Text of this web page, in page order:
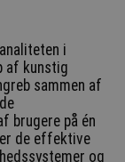
i
af kunstig
sammen af
brugere på én
de effektive
og